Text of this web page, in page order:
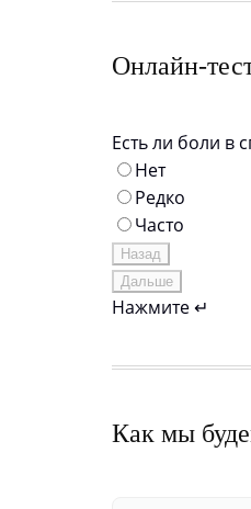
Онлайн-
Есть ли боли в
Нет
Редко
Часто
Назад
Дальше
Нажмите ↵
Как мы